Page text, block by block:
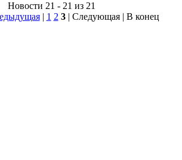
Новости 21 - 21 из 21
| 1 2 3| Следующая | В конец